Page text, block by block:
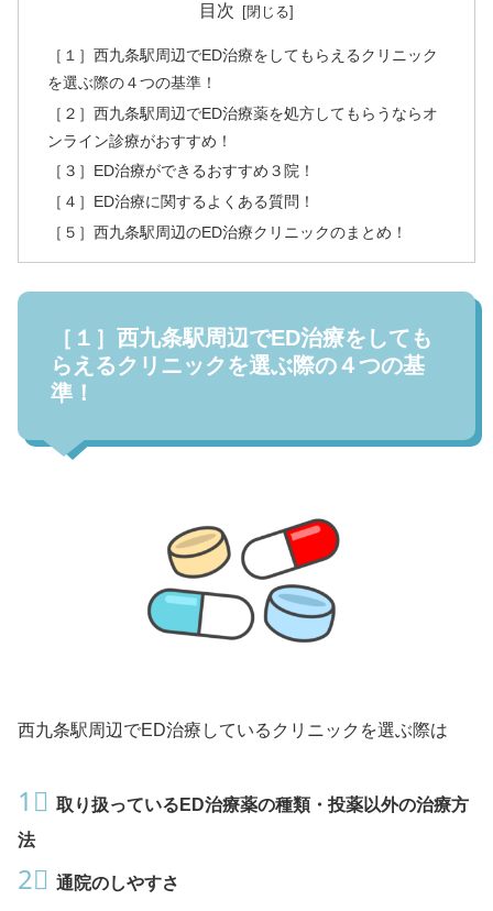
目次
［１］西九条駅周辺でED治療をしてもらえるクリニック
を選ぶ際の４つの基準！
［２］西九条駅周辺でED治療薬を処方してもらうならオ
ンライン診療がおすすめ！
［３］ED治療ができるおすすめ３院！
［４］ED治療に関するよくある質問！
［５］西九条駅周辺のED治療クリニックのまとめ！
［１］西九条駅周辺でED治療をしても
らえるクリニックを選ぶ際の４つの基
準！
西九条駅周辺でED治療しているクリニックを選ぶ際は
1⃣ 取り扱っているED治療薬の種類・投薬以外の治療方
法
2⃣ 通院のしやすさ